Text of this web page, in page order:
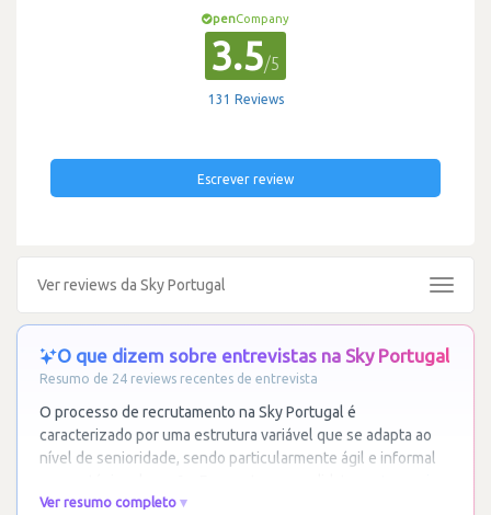
penCompany
3.5/5
131 Reviews
Escrever review
Ver reviews da Sky Portugal
Toggle
O que dizem sobre entrevistas na Sky Portugal
Resumo de 24 reviews recentes de entrevista
O processo de recrutamento na Sky Portugal é
caracterizado por uma estrutura variável que se adapta ao
nível de senioridade, sendo particularmente ágil e informal
Ver resumo completo